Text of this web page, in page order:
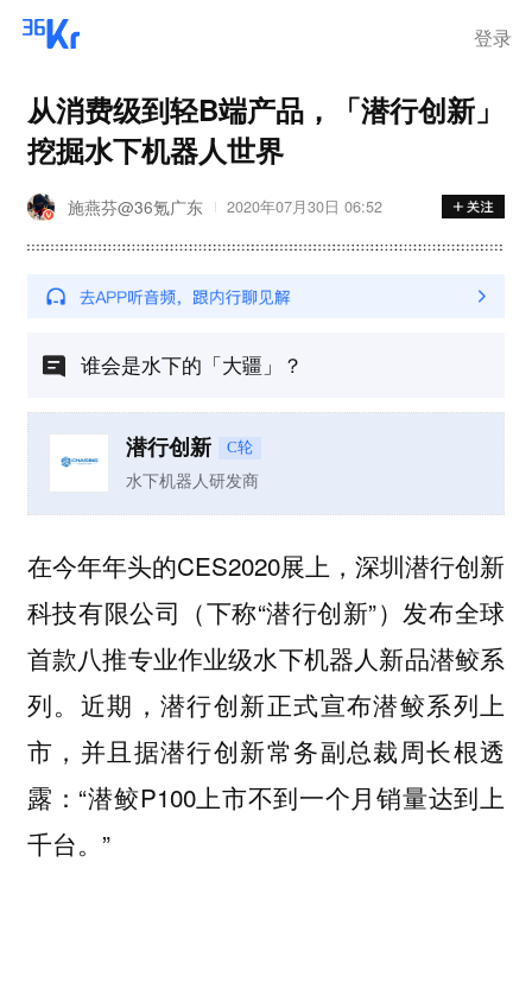
登录
从消费级到轻B端产品，「潜行创新」
挖掘水下机器人世界
施燕芬@36氪广东 2020年07月30日 06:52
谁会是水下的「大疆」？
潜行创新 C轮
水下机器人研发商
在今年年头的CES2020展上，深圳潜行创新
科技有限公司（下称“潜行创新”）发布全球
首款八推专业作业级水下机器人新品潜鲛系
列。近期，潜行创新正式宣布潜鲛系列上
市，并且据潜行创新常务副总裁周长根透
露：“潜鲛P100上市不到一个月销量达到上
千台。”